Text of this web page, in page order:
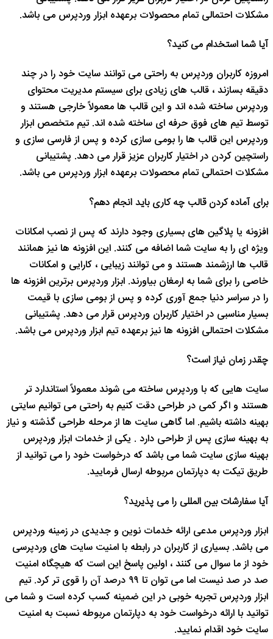
مشکلات احتمالی تمام محصولات برعهده ابزار وردپرس می باشد.
آیا شما استخدام می کنید؟
امروزه کاربران وردپرس به راحتی می توانند سایت خود را در چند
دقیقه بسازند ، قالب های زیادی برای سیستم مدیریت محتوای
وردپرس ساخته شده اند و این قالب ها معمولاً خارجی هستند و
توسط تیم های فوق حرفه ای ساخته شده اند. تیم متخصص ابزار
وردپرس این قالب ها را بومی سازی کرده و پس از فارسی سازی و
راستچین کردن در اختیار کاربران عزیز قرار می دهد. پشتیبانی
مشکلات احتمالی تمام محصولات برعهده ابزار وردپرس می باشد.
برای آماده کردن قالب چه کاری باید انجام دهم؟
افزونه یا پلاگین های بسیاری وجود دارند که پس از نصب امکانات
ویژه ای را به سایت شما اضافه می کنند. این افزونه ها نیز همانند
قالب ها ارزشمند هستند و می توانند زیبایی ، کارایی و امکانات
خاصی را برای شما به ارمغان بیاورند. ابزار وردپرس برترین افزونه ها
را در سراسر دنیا جمع آوری کرده و پس از بومی سازی با قیمت
بسیار مناسبی در اختیار کاربران وردپرس قرار می دهد. پشتیبانی
مشکلات احتمالی افزونه ها نیز برعهده تیم ابزار وردپرس می باشد.
چقدر زمان نیاز است؟
سایت هایی که با وردپرس ساخته می شوند معمولاً استاندارد تر
هستند و اگر کمی در طراحی دقت کنیم به راحتی می توانیم سایتی
بهینه داشته باشیم. اما گاهی سایت ها از مرحله طراحی گذشته و نیاز
به بهینه سازی پس از طراحی دارد . یکی از خدمات ابزار وردپرس
بهینه سازی سایت شما می باشد که درخواست خود را می توانید از
طریق تیکت به دپارتمان مربوطه ارسال فرمایید.
آیا سفارشات بین المللی را می پذیرید؟
ابزار وردپرس مدعی ارائه خدمات نوین و جدیدی در زمینه وردپرس
می باشد. بسیاری از کاربران در رابطه با امنیت سایت های وردپرسی
خود از ما سوال می کنند ، اولین پاسخ این است که هیچگاه امنیت
صد در صد نیست اما می توان تا ۹۹ درصد آن را قوی تر کرد. تیم
ابزار وردپرس تجربه خوبی در این ضمینه کسب کرده است و شما می
توانید با ارائه درخواست خود به دپارتمان مربوطه نسبت به امنیت
سایت خود اقدام نمایید.